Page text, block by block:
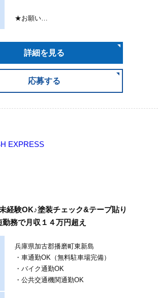
★お願い…
詳細を見る
応募する
経験OK♪塗装チェック&テープ貼り
務で月収１４万円超え
兵庫県加古郡播磨町東新島
・車通勤OK（無料駐車場完備）
・バイク通勤OK
・公共交通機関通勤OK